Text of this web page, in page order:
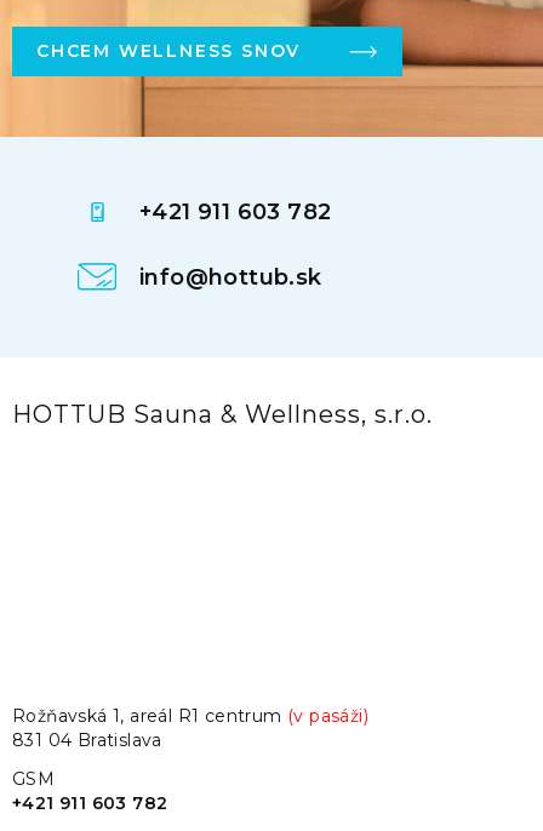
CHCEM WELLNESS SNOV
+421 911 603 782
info@hottub.sk
HOTTUB Sauna & Wellness, s.r.o.
Rožňavská 1, areál R1 centrum (v pasáži)
831 04 Bratislava
GSM
+421 911 603 782